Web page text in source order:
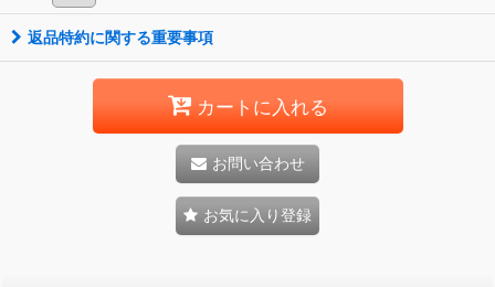
返品特約に関する重要事項
カートに入れる
お問い合わせ
お気に入り登録